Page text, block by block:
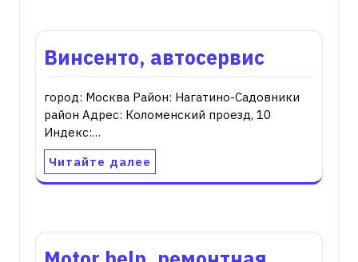
Винсенто, автосервис
город: Москва Район: Нагатино-Садовники
район Адрес: Коломенский проезд, 10
Индекс:…
Читайте далее